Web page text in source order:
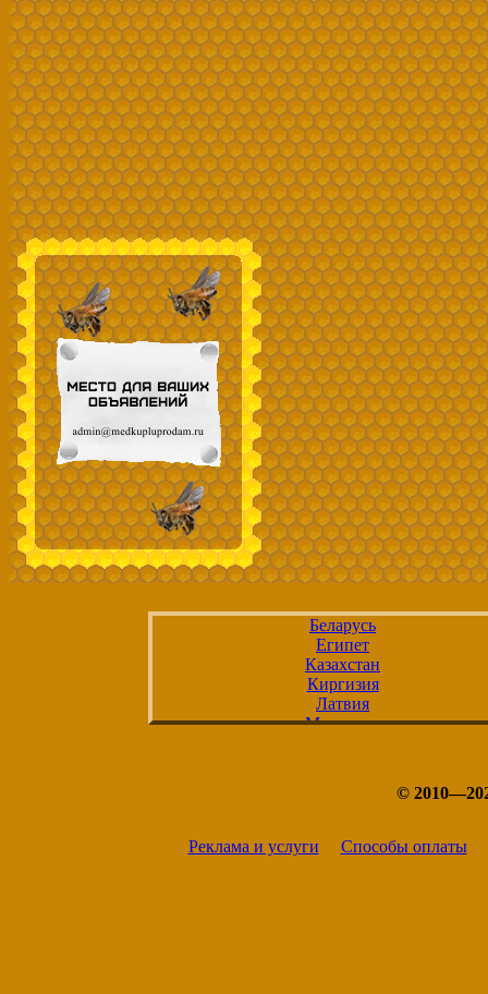
Беларусь
Египет
Казахстан
Киргизия
Латвия
Молдавия
©
Реклама и услуги Способы оплаты